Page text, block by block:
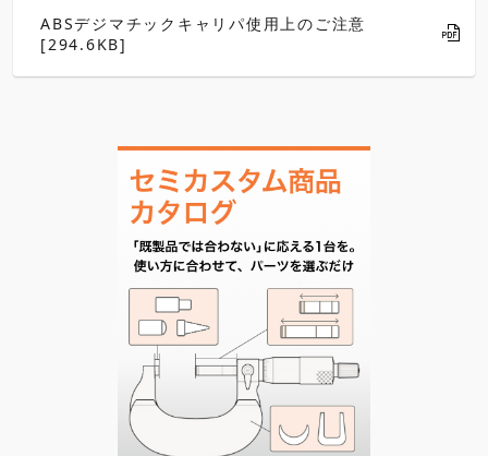
ABSデジマチックキャリパ使用上のご注意
[294.6KB]